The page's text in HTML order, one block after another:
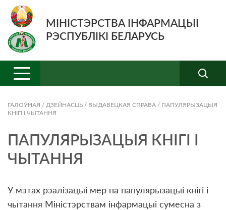
МІНІСТЭРСТВА ІНФАРМАЦЫІ
РЭСПУБЛІКІ БЕЛАРУСЬ
ГАЛОЎНАЯ / ДЗЕЙНАСЦЬ / ВЫДАВЕЦКАЯ СПРАВА / ПАПУЛЯРЫЗАЦЫЯ
КНIГI I ЧЫТАННЯ
ПАПУЛЯРЫЗАЦЫЯ КНIГI I
ЧЫТАННЯ
У мэтах рэалізацыі мер па папулярызацыі кнігі і
чытання Міністэрствам інфармацыі сумесна з